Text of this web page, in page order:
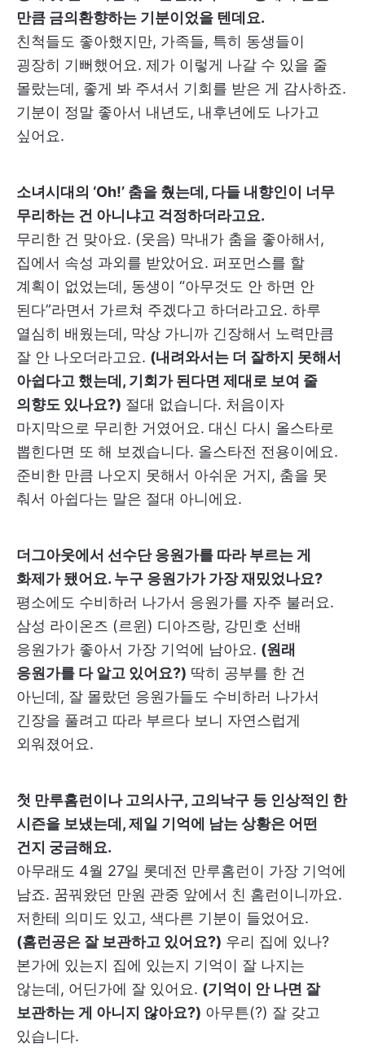
만큼 금의환향하는 기분이었을 텐데요.
친척들도 좋아했지만, 가족들, 특히 동생들이
굉장히 기뻐했어요. 제가 이렇게 나갈 수 있을 줄
몰랐는데, 좋게 봐 주셔서 기회를 받은 게 감사하죠.
기분이 정말 좋아서 내년도, 내후년에도 나가고
싶어요.
소녀시대의 ‘Oh!’ 춤을 췄는데, 다들 내향인이 너무
무리하는 건 아니냐고 걱정하더라고요.
무리한 건 맞아요. (웃음) 막내가 춤을 좋아해서,
집에서 속성 과외를 받았어요. 퍼포먼스를 할
계획이 없었는데, 동생이 “아무것도 안 하면 안
된다”라면서 가르쳐 주겠다고 하더라고요. 하루
열심히 배웠는데, 막상 가니까 긴장해서 노력만큼
잘 안 나오더라고요. (내려와서는 더 잘하지 못해서
아쉽다고 했는데, 기회가 된다면 제대로 보여 줄
의향도 있나요?) 절대 없습니다. 처음이자
마지막으로 무리한 거였어요. 대신 다시 올스타로
뽑힌다면 또 해 보겠습니다. 올스타전 전용이에요.
준비한 만큼 나오지 못해서 아쉬운 거지, 춤을 못
춰서 아쉽다는 말은 절대 아니에요.
더그아웃에서 선수단 응원가를 따라 부르는 게
화제가 됐어요. 누구 응원가가 가장 재밌었나요?
평소에도 수비하러 나가서 응원가를 자주 불러요.
삼성 라이온즈 (르윈) 디아즈랑, 강민호 선배
응원가가 좋아서 가장 기억에 남아요. (원래
응원가를 다 알고 있어요?) 딱히 공부를 한 건
아닌데, 잘 몰랐던 응원가들도 수비하러 나가서
긴장을 풀려고 따라 부르다 보니 자연스럽게
외워졌어요.
첫 만루홈런이나 고의사구, 고의낙구 등 인상적인 한
시즌을 보냈는데, 제일 기억에 남는 상황은 어떤
건지 궁금해요.
아무래도 4월 27일 롯데전 만루홈런이 가장 기억에
남죠. 꿈꿔왔던 만원 관중 앞에서 친 홈런이니까요.
저한테 의미도 있고, 색다른 기분이 들었어요.
(홈런공은 잘 보관하고 있어요?) 우리 집에 있나?
본가에 있는지 집에 있는지 기억이 잘 나지는
않는데, 어딘가에 잘 있어요. (기억이 안 나면 잘
보관하는 게 아니지 않아요?) 아무튼(?) 잘 갖고
있습니다.